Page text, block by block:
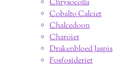
Chrysocolla
Cobalto Calciet
Chalcedoon
Charoiet
Drakenbloed Jaspis
Fosfosideriet